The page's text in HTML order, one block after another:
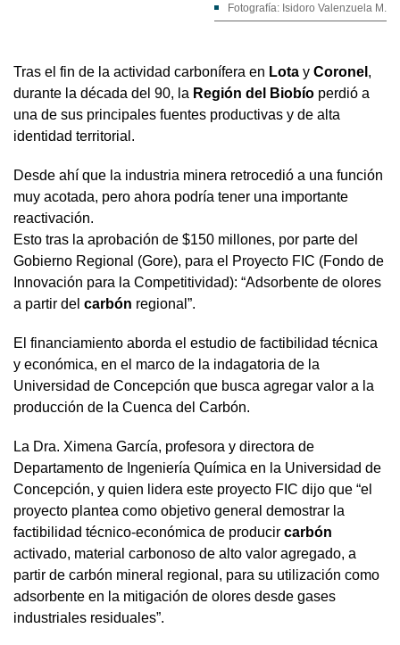
Fotografía: Isidoro Valenzuela M.
Tras el fin de la actividad carbonífera en Lota y Coronel ,
durante la década del 90, la Región del Biobío perdió a
una de sus principales fuentes productivas y de alta
identidad territorial.
Desde ahí que la industria minera retrocedió a una función
muy acotada, pero ahora podría tener una importante
reactivación.
Esto tras la aprobación de $150 millones, por parte del
Gobierno Regional (Gore), para el Proyecto FIC (Fondo de
Innovación para la Competitividad): “Adsorbente de olores
a partir del carbón regional”.
El financiamiento aborda el estudio de factibilidad técnica
y económica, en el marco de la indagatoria de la
Universidad de Concepción que busca agregar valor a la
producción de la Cuenca del Carbón.
La Dra. Ximena García, profesora y directora de
Departamento de Ingeniería Química en la Universidad de
Concepción, y quien lidera este proyecto FIC dijo que “el
proyecto plantea como objetivo general demostrar la
factibilidad técnico-económica de producir carbón
activado, material carbonoso de alto valor agregado, a
partir de carbón mineral regional, para su utilización como
adsorbente en la mitigación de olores desde gases
industriales residuales”.